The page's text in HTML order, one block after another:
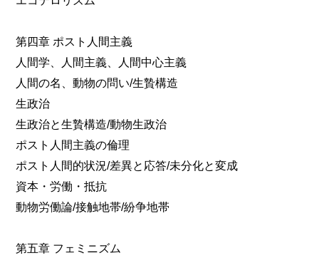
第四章 ポスト人間主義
人間学、人間主義、人間中心主義
人間の名、動物の問い/生贄構造
生政治
生政治と生贄構造/動物生政治
ポスト人間主義の倫理
ポスト人間的状況/差異と応答/未分化と変成
資本・労働・抵抗
動物労働論/接触地帯/紛争地帯
第五章 フェミニズム